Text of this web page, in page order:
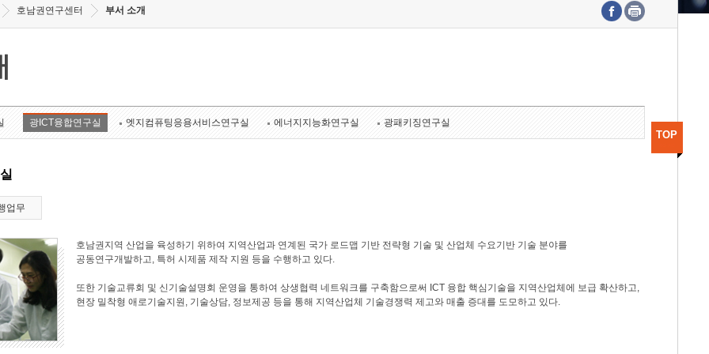
기획본부
호남권연구센터 부서 소개
광ICT융합연구실 엣지컴퓨팅응용서비스연구실 에너지지능화연구실 광패키징연구실
업무
호남권지역 산업을 육성하기 위하여 지역산업과 연계된 국가 로드맵 기반 전략형 기술 및 산업체 수요기반 기술 분야를
공동연구개발하고, 특허 시제품 제작 지원 등을 수행하고 있다.
또한 기술교류회 및 신기술설명회 운영을 통하여 상생협력 네트워크를 구축함으로써 ICT 융합 핵심기술을 지역산업체에 보급 확산하고,
현장 밀착형 애로기술지원, 기술상담, 정보제공 등을 통해 지역산업체 기술경쟁력 제고와 매출 증대를 도모하고 있다.
TOP